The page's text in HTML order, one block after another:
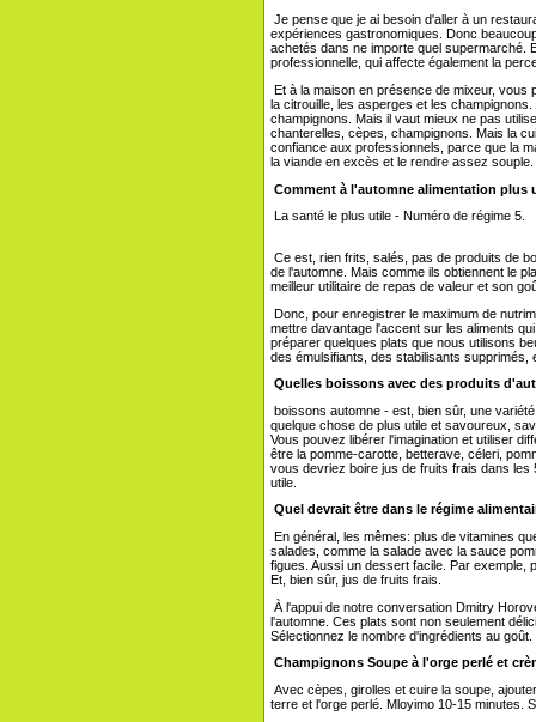
Je pense que je ai besoin d'aller à un
expériences gastronomiques. Donc
achetés dans ne importe quel supermarché.
professionnelle, qui affecte également la
Et à la maison en présence de mixeur,
la citrouille, les asperges et les
champignons. Mais il vaut mieux ne pas
chanterelles, cèpes, champignons. Mais la
confiance aux professionnels, parce que la
la viande en excès et le rendre assez souple.
Comment à l'automne alimentation plus
La santé le plus utile - Numéro de régime 5.
Ce est, rien frits, salés, pas de produits de
de l'automne. Mais comme ils obtiennent le
meilleur utilitaire de repas de valeur et son
Donc, pour enregistrer le maximum de
mettre davantage l'accent sur les aliments
préparer quelques plats que nous utilisons
des émulsifiants, des stabilisants supprimés,
Quelles boissons avec des produits
boissons automne - est, bien sûr, une
quelque chose de plus utile et savoureux,
Vous pouvez libérer l'imagination et utiliser
être la pomme-carotte, betterave, céleri,
vous devriez boire jus de fruits frais dans
utile.
Quel devrait être dans le régime
En général, les mêmes: plus de vitamines
salades, comme la salade avec la sauce
figues. Aussi un dessert facile. Par
Et, bien sûr, jus de fruits frais.
À l'appui de notre conversation Dmitry
l'automne. Ces plats sont non seulement
Sélectionnez le nombre d'ingrédients au goût.
Champignons Soupe à l'orge perlé et
Avec cèpes, girolles et cuire la soupe,
terre et l'orge perlé. Mloyimo 10-15 minutes.